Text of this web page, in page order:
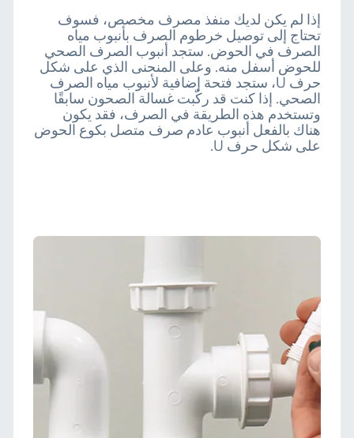
إذا لم يكن لديك منفذ مصرف مخصص، فسوف
تحتاج إلى توصيل خرطوم الصرف بأنبوب مياه
الصرف في الحوض. ستجد أنبوب الصرف الصحي
للحوض أسفل منه. وعلى المنحنى الذي على شكل
حرف U، ستجد فتحة إضافية لأنبوب مياه الصرف
الصحي. إذا كنت قد ركّبت غسالة الصحون سابقًا
وتستخدم هذه الطريقة في الصرف، فقد يكون
هناك بالفعل أنبوب عادم صرف متصل بكوع الحوض
على شكل حرف U.